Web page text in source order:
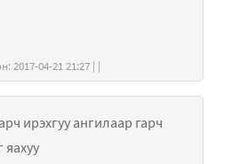
хэзээ бичсэн: 2017-04-21 21:27 | |
ирэхгуу ангилаар гарч
яахуу